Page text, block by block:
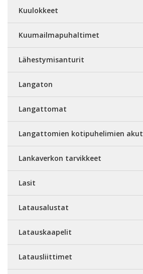
Kuulokkeet
Kuumailmapuhaltimet
Lähestymisanturit
Langaton
Langattomat
Langattomien kotipuhelimien akut
Lankaverkon tarvikkeet
Lasit
Latausalustat
Latauskaapelit
Latausliittimet